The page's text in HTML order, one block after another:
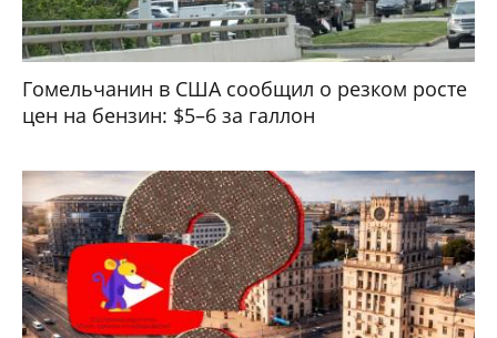
Гомельчанин в США сообщил о резком росте
цен на бензин: $5–6 за галлон